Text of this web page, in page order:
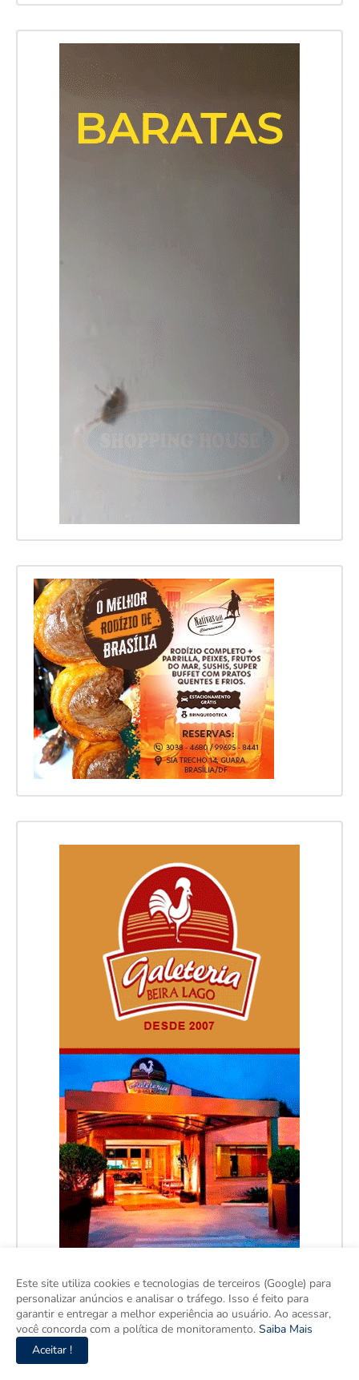
Este site utiliza cookies e tecnologias de terceiros (Google) para
personalizar anúncios e analisar o tráfego. Isso é feito para
garantir e entregar a melhor experiência ao usuário. Ao acessar,
você concorda com a política de monitoramento. Saiba Mais
Aceitar !